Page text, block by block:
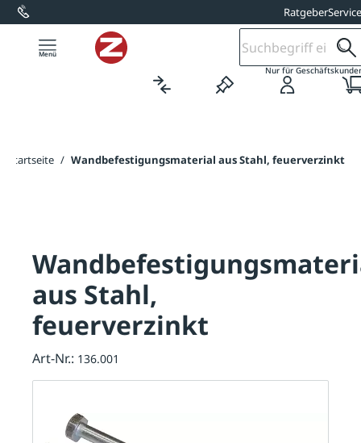
springen Ratgeber
Nur für
Startseite / Wandbefestigungsmaterial aus Stahl, feuerverzinkt
aus Stahl,
feuerverzinkt
Art-Nr.: 136.001